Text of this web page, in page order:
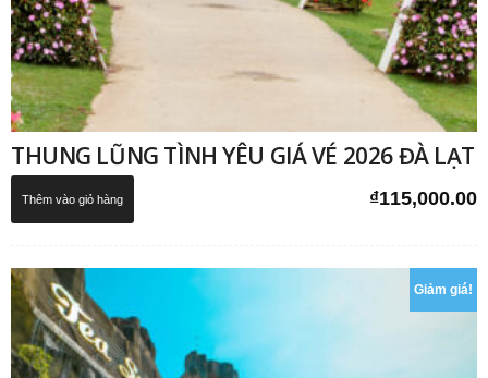
THUNG LŨNG TÌNH YÊU GIÁ VÉ 2026 ĐÀ LẠT
₫115,000.00
Thêm vào giỏ hàng
Giảm giá!